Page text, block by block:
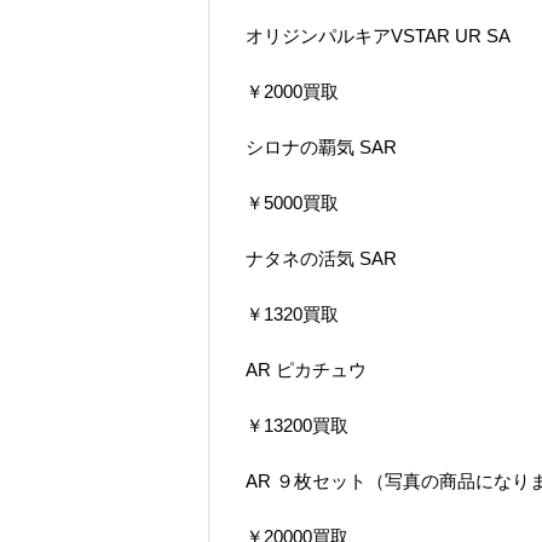
オリジンパルキアVSTAR UR SA
￥2000買取
シロナの覇気 SAR
￥5000買取
ナタネの活気 SAR
￥1320買取
AR ピカチュウ
￥13200買取
AR ９枚セット（写真の商品になり
￥20000買取